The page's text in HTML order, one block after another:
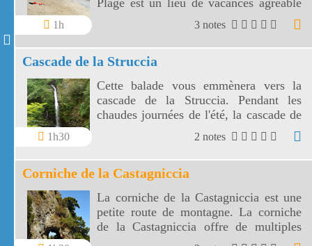
1h
Plage est un lieu de vacances agréable
entre la mer et la Castagniccia.
3 notes
Cascade de la Struccia
1h30
Cette balade vous emmènera vers la
cascade de la Struccia. Pendant les
chaudes journées de l'été, la cascade de
la Castagniccia vous apportera un peu
2 notes
Corniche de la Castagniccia
La corniche de la Castagniccia est une
petite route de montagne. La corniche
de la Castagniccia offre de multiples
points de vue sur la mer et les îles